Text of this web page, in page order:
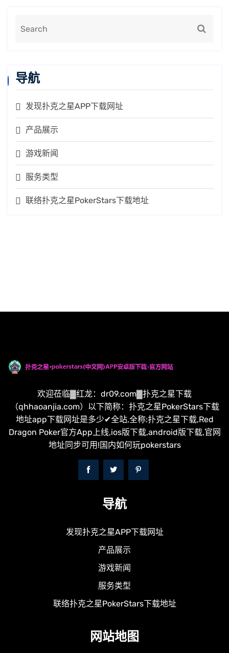
导航
发现扑克之星APP下载网址
产品展示
游戏新闻
服务类型
联络扑克之星PokerStars下载地址
欢迎莅临▓红龙：dr09.com▓扑克之星下载
（qhhaoanjia.com）以下简称：扑克之星PokerStars下载
地址app下载网址是多少✔全站,全称:扑克之星下载,Red
Dragon Poker官方App上线,ios版下载,android版下载,官网
地址同步可用!国内如何玩pokerstars
导航
发现扑克之星APP下载网址
产品展示
游戏新闻
服务类型
联络扑克之星PokerStars下载地址
网站地图